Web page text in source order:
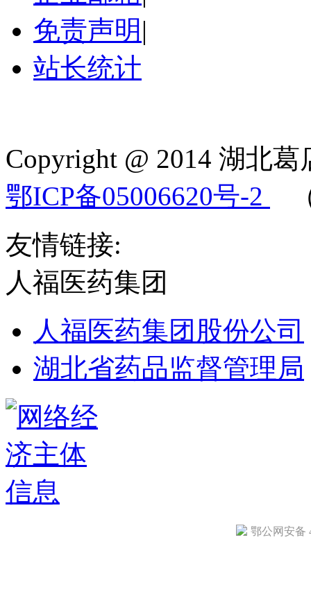
免责声明 |
站长统计
Copyright @ 2014 湖北
鄂ICP备05006620号-2
友情链接:
人福医药集团
人福医药集团股份公司
湖北省药品监督管理局
鄂公网安备